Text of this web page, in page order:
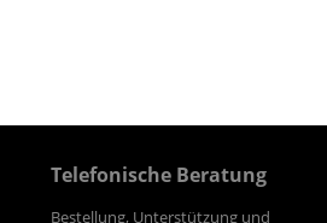
Telefonische Beratung
Bestellung, Unterstützung und